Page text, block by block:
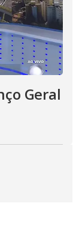
Geral